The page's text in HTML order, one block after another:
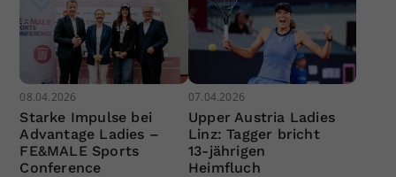
08.04.2026
Starke Impulse bei
Advantage Ladies –
FE&MALE Sports
Conference
07.04.2026
Upper Austria Ladies
Linz: Tagger bricht
13-jährigen
Heimfluch